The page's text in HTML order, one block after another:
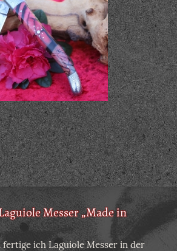
Messer „Made in
fertige ich Laguiole Messer in der